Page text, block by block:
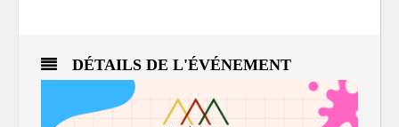
DÉTAILS DE L'ÉVÉNEMENT